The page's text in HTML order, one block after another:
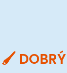
🖌️ DOBRÝ